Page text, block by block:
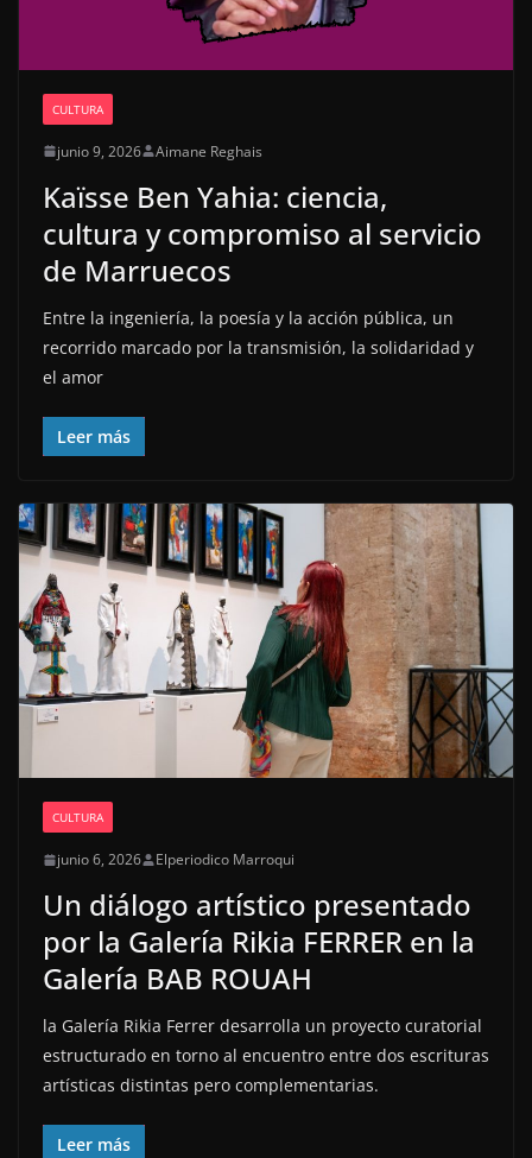
CULTURA
junio 9, 2026 Aimane Reghais
Kaïsse Ben Yahia: ciencia,
cultura y compromiso al servicio
de Marruecos
Entre la ingeniería, la poesía y la acción pública, un
recorrido marcado por la transmisión, la solidaridad y
el amor
Leer más
CULTURA
junio 6, 2026 Elperiodico Marroqui
Un diálogo artístico presentado
por la Galería Rikia FERRER en la
Galería BAB ROUAH
la Galería Rikia Ferrer desarrolla un proyecto curatorial
estructurado en torno al encuentro entre dos escrituras
artísticas distintas pero complementarias.
Leer más